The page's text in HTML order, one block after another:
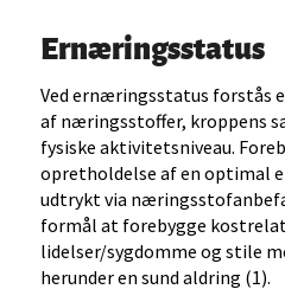
Ernæringsstatus
Ved ernæringsstatus forstås
af næringsstoffer, kroppens
fysiske aktivitetsniveau.
opretholdelse af en optimal
udtrykt via
formål at forebygge
lidelser/sygdomme og stile
herunder en sund aldring (1).